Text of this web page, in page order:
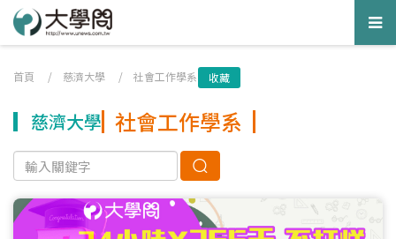
首頁 / 慈濟大學 / 社會工作學系 收藏
慈濟大學 社會工作學系